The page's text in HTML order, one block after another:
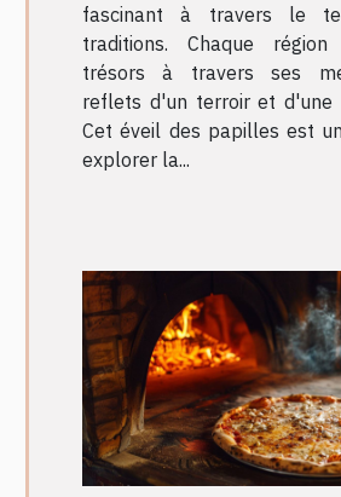
fascinant à travers le
traditions. Chaque
trésors à travers ses
reflets d'un terroir et d'une
Cet éveil des papilles est
explorer la...